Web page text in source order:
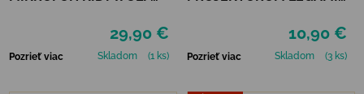
29,90 €
Pozrieť viac Skladom (1 ks)
10,90 €
Pozrieť viac Skladom (3 ks)